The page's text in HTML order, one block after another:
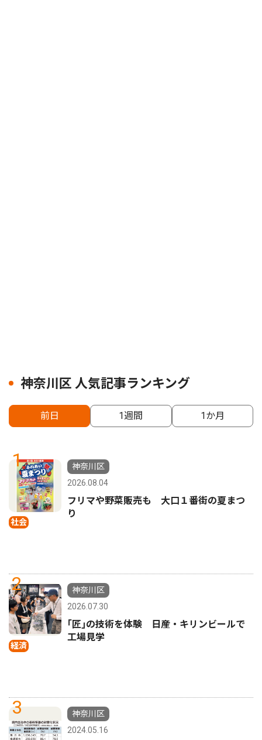
神奈川区 人気記事ランキング
前日 1週間 1か月
1
社会
神奈川区
2026.08.04
フリマや野菜販売も 大口１番街の夏まつ
り
2
経済
神奈川区
2026.07.30
｢匠｣の技術を体験 日産・キリンビールで
工場見学
3
神奈川区
2024.05.16